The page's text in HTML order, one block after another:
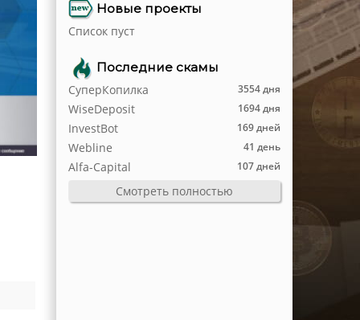
Новые проекты
Список пуст
Последние скамы
3554 дня
СуперКопилка
1694 дня
WiseDeposit
169 дней
InvestBot
41 день
Webline
107 дней
Alfa-Capital
Смотреть полностью